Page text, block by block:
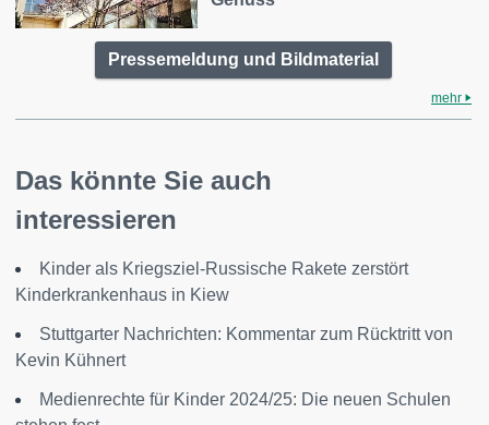
Pressemeldung und Bildmaterial
mehr
Das könnte Sie auch
interessieren
Kinder als Kriegsziel-Russische Rakete zerstört
Kinderkrankenhaus in Kiew
Stuttgarter Nachrichten: Kommentar zum Rücktritt von
Kevin Kühnert
Medienrechte für Kinder 2024/25: Die neuen Schulen